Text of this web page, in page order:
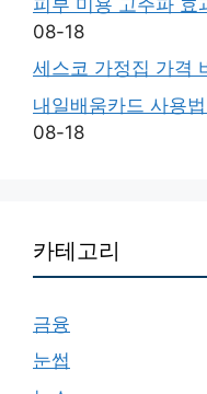
08-18
세스코 가정집 가격
내일배움카드 사용
08-18
카테고리
금융
눈썹